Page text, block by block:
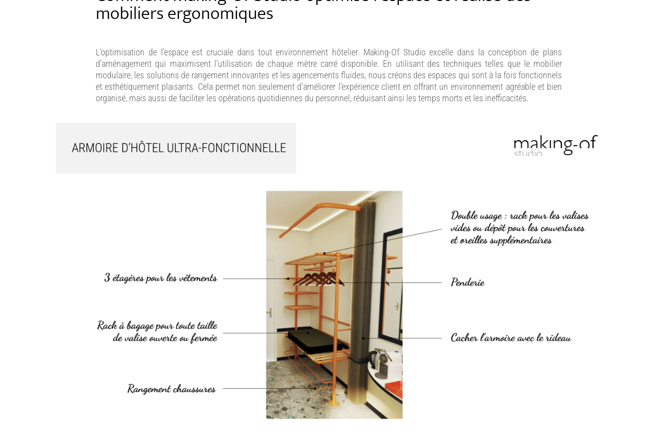
mobiliers ergonomiques
L’optimisation de l’espace est cruciale dans tout environnement hôtelier. Making-Of Studio excelle dans la conception de plans
d’aménagement qui maximisent l’utilisation de chaque mètre carré disponible. En utilisant des techniques telles que le mobilier
modulaire, les solutions de rangement innovantes et les agencements fluides, nous créons des espaces qui sont à la fois fonctionnels
et esthétiquement plaisants. Cela permet non seulement d’améliorer l’expérience client en offrant un environnement agréable et bien
organisé, mais aussi de faciliter les opérations quotidiennes du personnel, réduisant ainsi les temps morts et les inefficacités.